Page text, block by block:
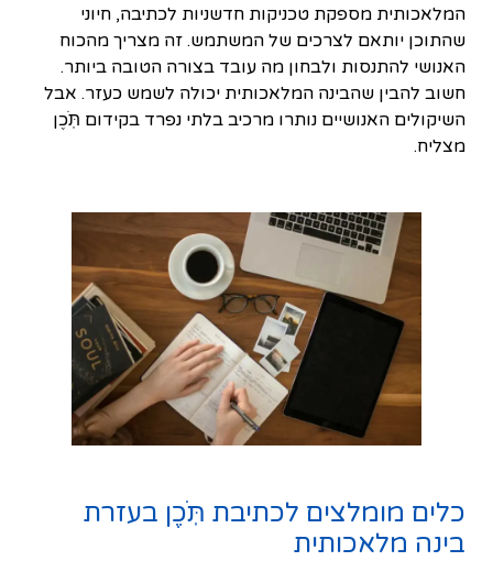
המלאכותית מספקת טכניקות חדשניות לכתיבה, חיוני
שהתוכן יותאם לצרכים של המשתמש. זה מצריך מהכוח
האנושי להתנסות ולבחון מה עובד בצורה הטובה ביותר.
חשוב להבין שהבינה המלאכותית יכולה לשמש כעזר. אבל
השיקולים האנושיים נותרו מרכיב בלתי נפרד בקידום תֹּֽכֶן
מצליח.
כלים מומלצים לכתיבת תֹּֽכֶן בעזרת
בינה מלאכותית